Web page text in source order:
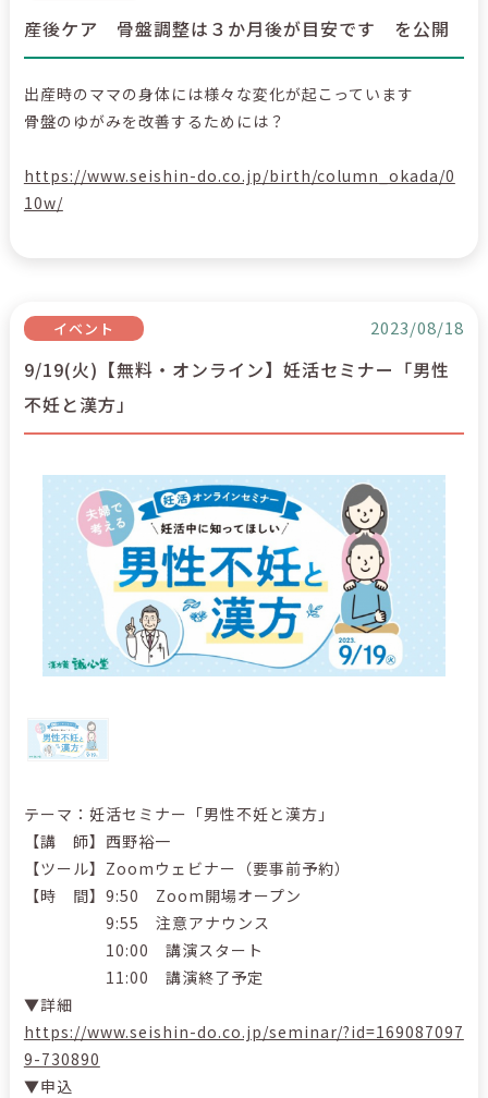
産後ケア 骨盤調整は３か月後が目安です を公開
出産時のママの身体には様々な変化が起こっています
骨盤のゆがみを改善するためには？
https://www.seishin-do.co.jp/birth/column_okada/0
10w/
イベント 2023/08/18
9/19(火)【無料・オンライン】妊活セミナー「男性
不妊と漢方」
テーマ：妊活セミナー「男性不妊と漢方」
【講 師】西野裕一
【ツール】Zoomウェビナー（要事前予約）
【時 間】9:50 Zoom開場オープン
9:55 注意アナウンス
10:00 講演スタート
11:00 講演終了予定
▼詳細
https://www.seishin-do.co.jp/seminar/?id=169087097
9-730890
▼申込